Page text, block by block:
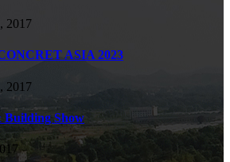
2017
ASIA 2023
2017
Building Show